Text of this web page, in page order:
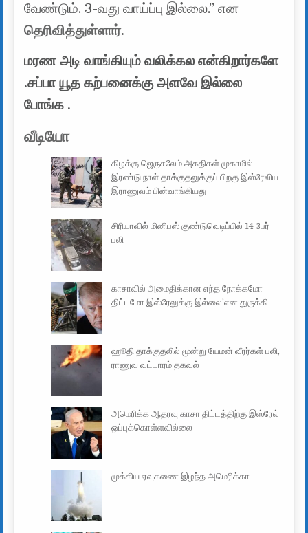
வேண்டும். 3-வது வாய்ப்பு இல்லை.” என
தெரிவித்துள்ளார்.
மரண அடி வாங்கியும் வலிக்கல என்கிறார்களே
.சப்பா யூத கற்பனைக்கு அளவே இல்லை
போங்க .
வீடியோ
கிழக்கு ஜெருசலேம் அகதிகள் முகாமில்
இரண்டு நாள் தாக்குதலுக்குப் பிறகு இஸ்ரேலிய
இராணுவம் பின்வாங்கியது
சிரியாவில் மினிபஸ் குண்டுவெடிப்பில் 14 பேர்
பலி
காசாவில் அமைதிக்கான எந்த நோக்கமோ
திட்டமோ இஸ்ரேலுக்கு இல்லை’என துருக்கி
ஹூதி தாக்குதலில் மூன்று யேமன் வீரர்கள் பலி,
ராணுவ வட்டாரம் தகவல்
அமெரிக்க ஆதரவு காசா திட்டத்திற்கு இஸ்ரேல்
ஒப்புக்கொள்ளவில்லை
முக்கிய ஏவுகணை இழந்த அமெரிக்கா